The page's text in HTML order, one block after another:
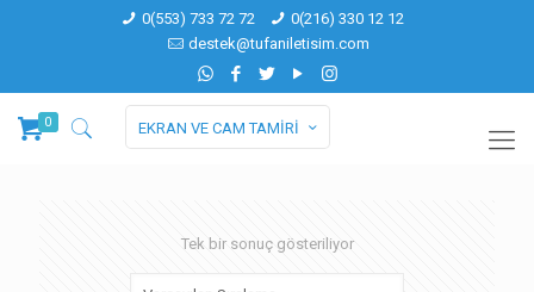
0(553) 733 72 72
0(216) 330 12 12
destek@tufaniletisim.com
0 EKRAN VE CAM TAMİRİ
Tek bir sonuç gösteriliyor